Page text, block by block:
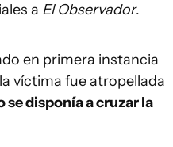
a El Observador.
en primera instancia
víctima fue atropellada
disponía a cruzar la